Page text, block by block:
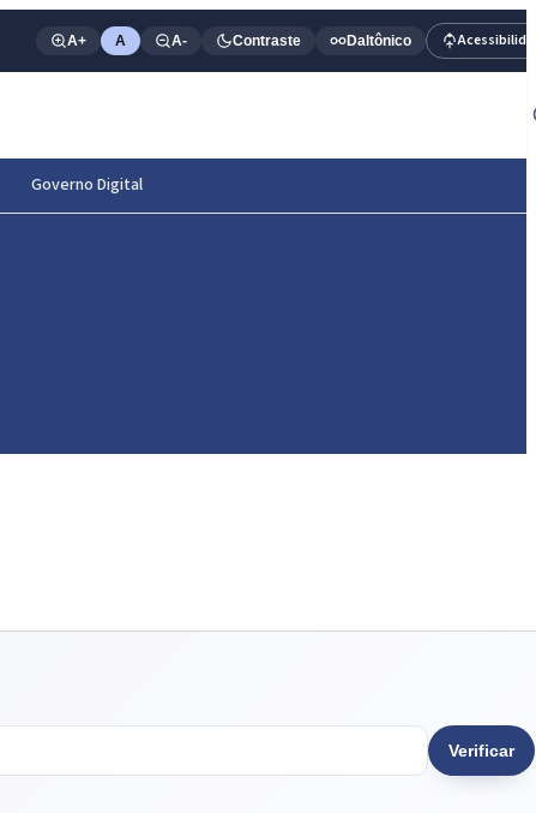
A+ A A- Contraste Daltônico
Governo Digital
Verificar